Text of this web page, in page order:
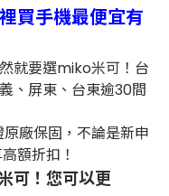
買手機最便宜有
就要選miko米可！台
、屏東、台東逾30間
廠保固，不論是新申
額折扣！
可！您可以更